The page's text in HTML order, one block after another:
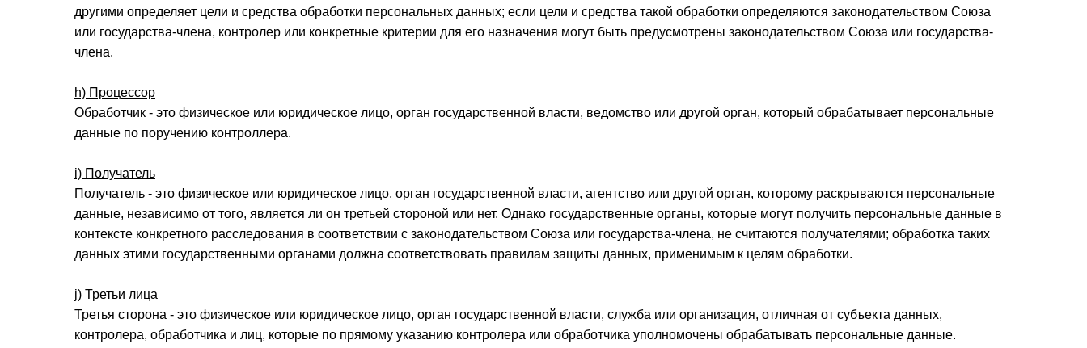
другими определяет цели и средства обработки персональных данных; если цели и средства такой обработки определяются законодательством Союза
или государства-члена, контролер или конкретные критерии для его назначения могут быть предусмотрены законодательством Союза или государства-
члена.
h) Процессор
Обработчик - это физическое или юридическое лицо, орган государственной власти, ведомство или другой орган, который обрабатывает персональные
данные по поручению контроллера.
i) Получатель
Получатель - это физическое или юридическое лицо, орган государственной власти, агентство или другой орган, которому раскрываются персональные
данные, независимо от того, является ли он третьей стороной или нет. Однако государственные органы, которые могут получить персональные данные в
контексте конкретного расследования в соответствии с законодательством Союза или государства-члена, не считаются получателями; обработка таких
данных этими государственными органами должна соответствовать правилам защиты данных, применимым к целям обработки.
j) Третьи лица
Третья сторона - это физическое или юридическое лицо, орган государственной власти, служба или организация, отличная от субъекта данных,
контролера, обработчика и лиц, которые по прямому указанию контролера или обработчика уполномочены обрабатывать персональные данные.